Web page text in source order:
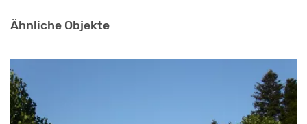
Ähnliche Objekte